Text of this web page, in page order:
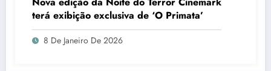
terá exibição exclusiva de ‘O Primata’
8 De Janeiro De 2026